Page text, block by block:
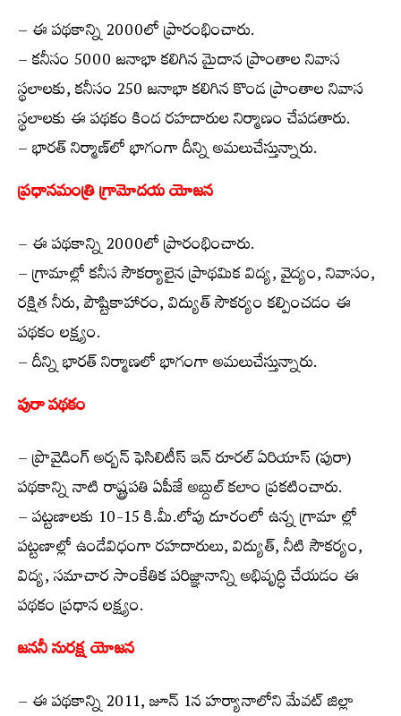
– ఈ పథకాన్ని 2000లో ప్రారంభించారు.
– కనీసం 5000 జనాభా కలిగిన మైదాన ప్రాంతాల నివాస
స్థలాలకు, కనీసం 250 జనాభా కలిగిన కొండ ప్రాంతాల నివాస
స్థలాలకు ఈ పథకం కింద రహదారుల నిర్మాణం చేపడతారు.
– భారత్ నిర్మాణ్‌లో భాగంగా దీన్ని అమలుచేస్తున్నారు.
ప్రధానమంత్రి గ్రామోదయ యోజన
– ఈ పథకాన్ని 2000లో ప్రారంభించారు.
– గ్రామాల్లో కనీస సౌకర్యాలైన ప్రాథమిక విద్య, వైద్యం, నివాసం,
రక్షిత నీరు, పౌష్టికాహారం, విద్యుత్ సౌకర్యం కల్పించడం ఈ
పథకం లక్ష్యం.
– దీన్ని భారత్ నిర్మాణలో భాగంగా అమలుచేస్తున్నారు.
పురా పథకం
– ప్రొవైడింగ్ అర్బన్ ఫెసిలిటీస్ ఇన్ రూరల్ ఏరియాస్ (పురా)
పథకాన్ని నాటి రాష్ట్రపతి ఏపీజే అబ్దుల్ కలాం ప్రకటించారు.
– పట్టణాలకు 10-15 కి.మీ.లోపు దూరంలో ఉన్న గ్రామా ల్లో
పట్టణాల్లో ఉండేవిధంగా రహదారులు, విద్యుత్, నీటి సౌకర్యం,
విద్య, సమాచార సాంకేతిక పరిజ్ఞానాన్ని అభివృద్ధి చేయడం ఈ
పథకం ప్రధాన లక్ష్యం.
జననీ సురక్ష యోజన
– ఈ పథకాన్ని 2011, జూన్ 1న హర్యానాలోని మేవట్ జిల్లా